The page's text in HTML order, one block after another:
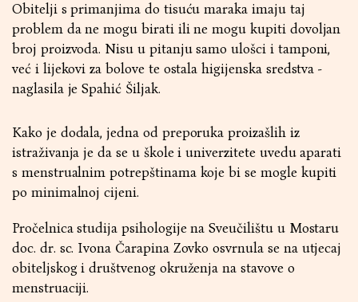
Obitelji s primanjima do tisuću maraka imaju taj
problem da ne mogu birati ili ne mogu kupiti dovoljan
broj proizvoda. Nisu u pitanju samo ulošci i tamponi,
već i lijekovi za bolove te ostala higijenska sredstva -
naglasila je Spahić Šiljak.
Kako je dodala, jedna od preporuka proizašlih iz
istraživanja je da se u škole i univerzitete uvedu aparati
s menstrualnim potrepštinama koje bi se mogle kupiti
po minimalnoj cijeni.
Pročelnica studija psihologije na Sveučilištu u Mostaru
doc. dr. sc. Ivona Čarapina Zovko osvrnula se na utjecaj
obiteljskog i društvenog okruženja na stavove o
menstruaciji.